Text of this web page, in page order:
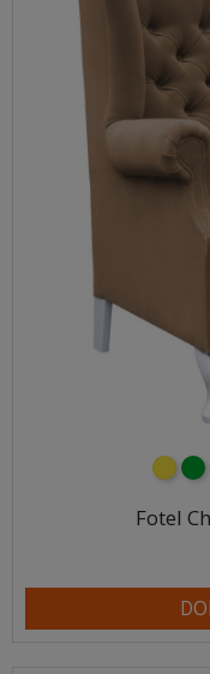
żółty
Fotel